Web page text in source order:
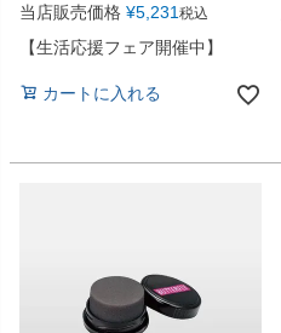
当店販売価格 ¥5,231 税込
【生活応援フェア開催中】
カートに入れる